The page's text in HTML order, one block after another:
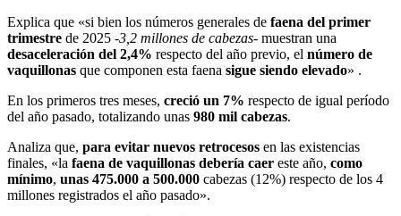
Explica que «si bien los números generales de faena del primer
trimestre de 2025 -3,2 millones de cabezas- muestran una
desaceleración del 2,4% respecto del año previo, el número de
vaquillonas que componen esta faena sigue siendo elevado» .
En los primeros tres meses, creció un 7% respecto de igual período
del año pasado, totalizando unas 980 mil cabezas.
Analiza que, para evitar nuevos retrocesos en las existencias
finales, «la faena de vaquillonas debería caer este año, como
mínimo, unas 475.000 a 500.000 cabezas (12%) respecto de los 4
millones registrados el año pasado».